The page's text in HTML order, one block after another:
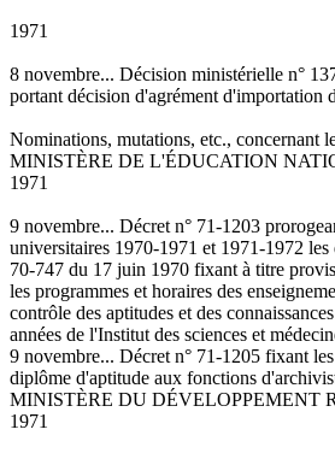
1971
8 novembre... Décision ministérielle n°
portant décision d'agrément d'importation
Nominations, mutations, etc., concernant
MINISTÈRE DE L'ÉDUCATION
1971
9 novembre... Décret n° 71-1203
universitaires 1970-1971 et 1971-1972 les
70-747 du 17 juin 1970 fixant à titre
les programmes et horaires des
contrôle des aptitudes et des
années de l'Institut des sciences et
9 novembre... Décret n° 71-1205 fixant
diplôme d'aptitude aux fonctions
MINISTÈRE DU DÉVELOPPEMENT
1971